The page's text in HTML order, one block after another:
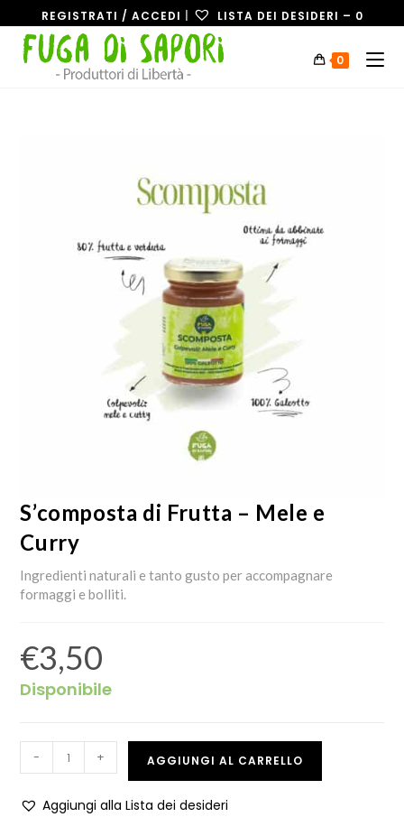
REGISTRATI / ACCEDI LISTA DEI DESIDERI – 0
0
S’composta di Frutta – Mele e
Curry
Ingredienti naturali e tanto gusto per accompagnare
formaggi e bolliti.
€3,50
Disponibile
- + AGGIUNGI AL CARRELLO
Aggiungi alla Lista dei desideri